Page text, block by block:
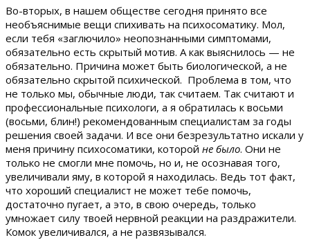
Во-вторых, в нашем обществе сегодня принято все
необъяснимые вещи спихивать на психосоматику. Мол,
если тебя «заглючило» неопознанными симптомами,
обязательно есть скрытый мотив. А как выяснилось — не
обязательно. Причина может быть биологической, а не
обязательно скрытой психической. Проблема в том, что
не только мы, обычные люди, так считаем. Так считают и
профессиональные психологи, а я обратилась к восьми
(восьми, блин!) рекомендованным специалистам за годы
решения своей задачи. И все они безрезультатно искали у
меня причину психосоматики, которой не было. Они не
только не смогли мне помочь, но и, не осознавая того,
увеличивали яму, в которой я находилась. Ведь тот факт,
что хороший специалист не может тебе помочь,
достаточно пугает, а это, в свою очередь, только
умножает силу твоей нервной реакции на раздражители.
Комок увеличивался, а не развязывался.